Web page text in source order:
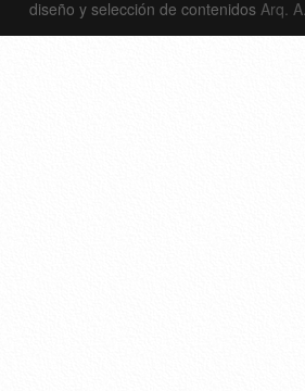
diseño y selección de contenidos Arq.